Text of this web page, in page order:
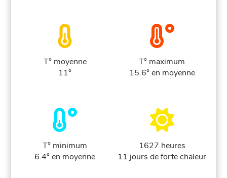
T° moyenne
11°
T° maximum
15.6° en moyenne
T° minimum
6.4° en moyenne
1627 heures
11 jours de forte chaleur